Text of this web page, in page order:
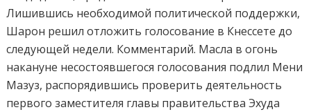
Лишившись необходимой политической поддержки,
Шарон решил отложить голосование в Кнессете до
следующей недели. Комментарий. Масла в огонь
накануне несостоявшегося голосования подлил Мени
Мазуз, распорядившись проверить деятельность
первого заместителя главы правительства Эхуда